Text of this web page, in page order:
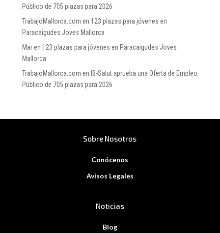
Público de 705 plazas para 2026
TrabajoMallorca.com en 123 plazas para jóvenes en
Paracaigudes Joves Mallorca
Maren 123 plazas para jóvenes en Paracaigudes Joves
Mallorca
TrabajoMallorca.com en IB-Salut aprueba una Oferta de Empleo
Público de 705 plazas para 2026
Sobre Nosotros
Conócenos
Avisos Legales
Noticias
Blog